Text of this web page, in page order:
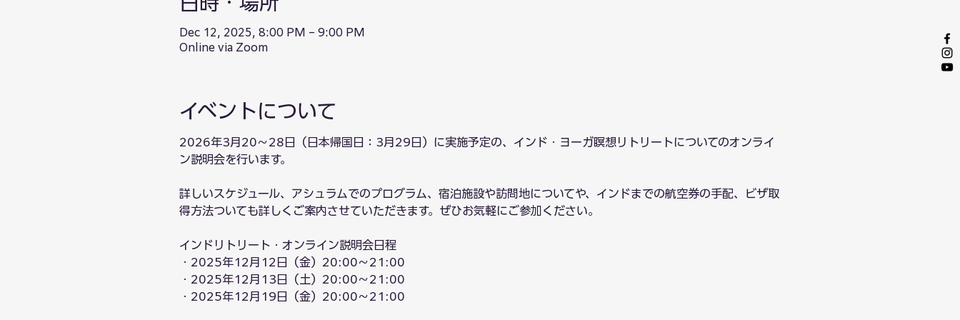
Dec 12, 2025, 8:00 PM – 9:00 PM
Online via Zoom
イベントについて
2026年3月20〜28日（日本帰国日：3月29日）に実施予定の、インド・ヨーガ瞑想リトリートについてのオンライ
ン説明会を行います。
詳しいスケジュール、アシュラムでのプログラム、宿泊施設や訪問地についてや、インドまでの航空券の手配、ビザ取
得方法ついても詳しくご案内させていただきます。ぜひお気軽にご参加ください。
インドリトリート・オンライン説明会日程
・2025年12月12日（金）20:00～21:00
・2025年12月13日（土）20:00～21:00
・2025年12月19日（金）20:00～21:00